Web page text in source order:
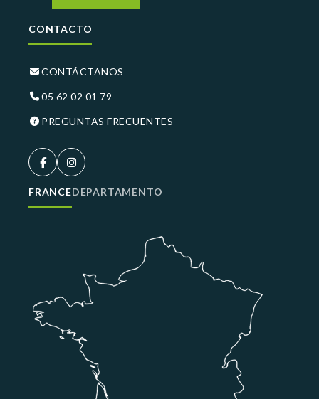
CONTACTO
CONTÁCTANOS
05 62 02 01 79
PREGUNTAS FRECUENTES
FRANCEDEPARTAMENTO